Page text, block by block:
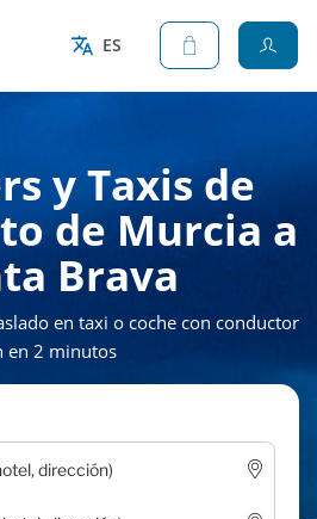
ES
y Taxis de
de Murcia a
Brava
en taxi o coche con conductor
en 2 minutos